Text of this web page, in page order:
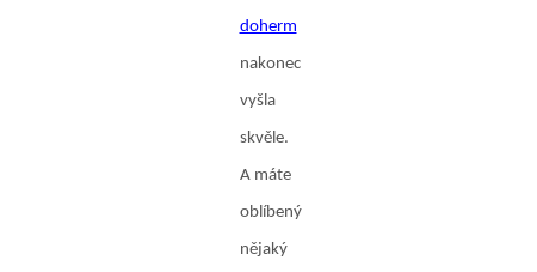
doherm
nakonec
vyšla
skvěle.
A máte
oblíbený
nějaký